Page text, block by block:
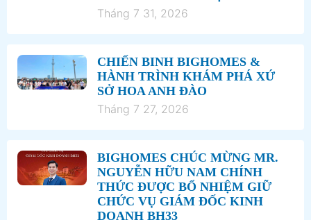
Tháng 7 31, 2026
CHIẾN BINH BIGHOMES &
HÀNH TRÌNH KHÁM PHÁ XỨ
SỞ HOA ANH ĐÀO
Tháng 7 27, 2026
BIGHOMES CHÚC MỪNG MR.
NGUYỄN HỮU NAM CHÍNH
THỨC ĐƯỢC BỔ NHIỆM GIỮ
CHỨC VỤ GIÁM ĐỐC KINH
DOANH BH33